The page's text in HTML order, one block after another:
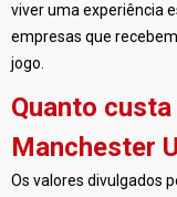
viver uma experiência
empresas que
jogo.
Quanto
Manchester
Os valores divulgados